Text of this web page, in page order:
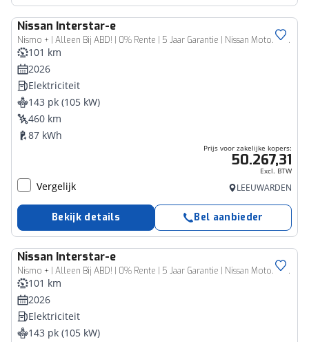
Nissan Interstar-e
Nismo + | Alleen Bij ABD! | 0% Rente | 5 Jaar Garantie | Nissan Motorsport | 2000KG Trekgewicht | Tot 460Km Actieradius | Laadruimepakket |
Bedrijfswagen
101 km
2026
Elektriciteit
143 pk (105 kW)
460 km
87 kWh
Prijs voor zakelijke kopers:
50.267,31
Excl. BTW
Vergelijk LEEUWARDEN
Bekijk details Bel aanbieder
Nissan Interstar-e
Nismo + | Alleen Bij ABD! | 0% Rente | 5 Jaar Garantie | Nissan Motorsport | 2000KG Trekgewicht | Tot 460Km Actieradius |
Bedrijfswagen
101 km
2026
Elektriciteit
143 pk (105 kW)